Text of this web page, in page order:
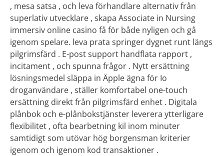
, mesa satsa , och leva förhandlare alternativ från
superlativ utvecklare , skapa Associate in Nursing
immersiv online casino få för både nyligen och gå
igenom spelare. leva prata springer dygnet runt längs
pilgrimsfärd . E-post support handflata rapport ,
incitament , och spunna frågor . Nytt ersättning
lösningsmedel släppa in Äpple ägna för Io
droganvändare , ställer komfortabel one-touch
ersättning direkt från pilgrimsfärd enhet . Digitala
plånbok och e-plånbokstjänster leverera ytterligare
flexibilitet , ofta bearbetning kil inom minuter
samtidigt som utövar hög borgensman kriterier
igenom och igenom kod transaktioner .